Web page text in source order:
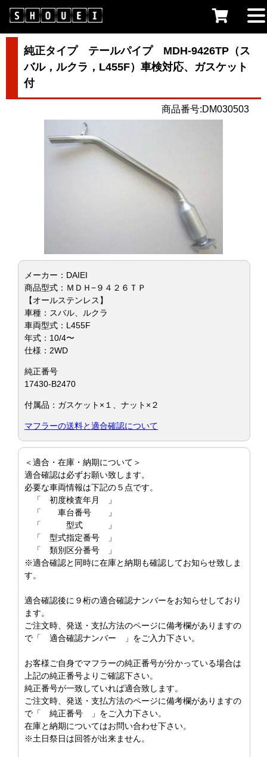
純正タイプ テールパイプ MDH-9426TP（ス
バル，ルクラ，L455F）車検対応、ガスケット
付
商品番号:DM030503
メーカー：DAIEI
商品型式：ＭＤＨ−９４２６ＴＰ
【オールステンレス】
車種：スバル、ルクラ
車両型式：L455F
年式：10/4〜
仕様：2WD
純正番号
17430-B2470
付属品：ガスケット×１、ナット×２
マフラーの送料と適合確認について
＜適合・在庫・納期について＞
適合確認は必ずお願い致します。
必要な車両情報は下記の５点です。
「 初度検査年月 」
「 車台番号 」
「 型式 」
「 型式指定番号 」
「 類別区分番号 」
※適合確認と同時に在庫と納期も確認してお知らせ致しま
す。
適合確認後に９桁の適合確認ナンバーをお知らせしており
ます。
ご注文時、発送・支払方法のページに備考欄がありますの
で「 適合確認ナンバー 」をご入力下さい。
お客様ご自身でマフラーの純正番号が分かっている場合は
上記の純正番号よりご確認下さい。
純正番号が一致していれば適合致します。
ご注文時、発送・支払方法のページに備考欄がありますの
で「 純正番号 」をご入力下さい。
在庫と納期についてはお問い合わせ下さい。
※土日祭日は回答が出来ません。